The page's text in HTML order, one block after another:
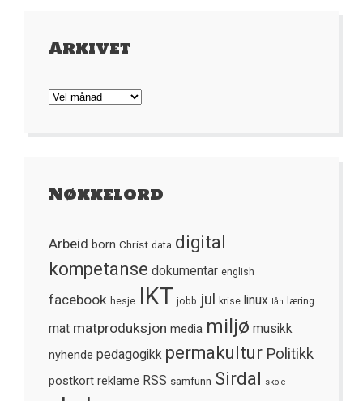
Arkivet
Arkivet
Nøkkelord
Arbeid born Christ data digital
kompetanse dokumentar english
facebook hesje IKT jobb jul krise linux lån læring
mat matproduksjon media miljø musikk
nyhende pedagogikk permakultur Politikk
postkort reklame RSS samfunn Sirdal skole